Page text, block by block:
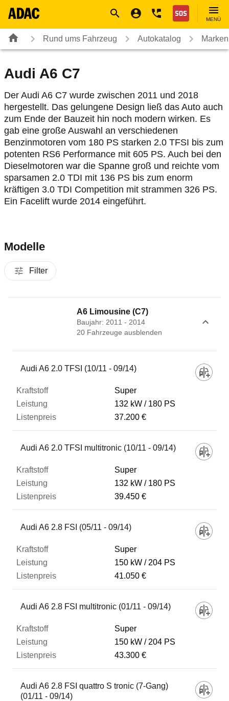
Nothilfe
MENÜ
Rund ums Fahrzeug Autokatalog
Audi A6 C7
Der Audi A6 C7 wurde zwischen 2011 und 2018
hergestellt. Das gelungene Design ließ das Auto auch
zum Ende der Bauzeit hin noch modern wirken. Es
gab eine große Auswahl an verschiedenen
Benzinmotoren vom 180 PS starken 2.0 TFSI bis zum
potenten RS6 Performance mit 605 PS. Auch bei den
Dieselmotoren war die Spanne groß und reichte vom
sparsamen 2.0 TDI mit 136 PS bis zum enorm
kräftigen 3.0 TDI Competition mit strammen 326 PS.
Ein Facelift wurde 2014 eingeführt.
Modelle
Filter
A6 Limousine (C7)
Baujahr: 2011 - 2014
20 Fahrzeuge ausblenden
Fahrzeug
Kraftstoff
Leistung
Listenpreis
Zum Vergleich hinzufügen
Audi A6 2.0 TFSI (10/11 - 09/14)
Super
132 kW
180 PS
37.200 €
Audi A6 2.0 TFSI multitronic (10/11 - 09/14)
Super
132 kW
180 PS
39.450 €
Audi A6 2.8 FSI (05/11 - 09/14)
Super
150 kW
204 PS
41.050 €
Audi A6 2.8 FSI multitronic (01/11 - 09/14)
Super
150 kW
204 PS
43.300 €
Audi A6 2.8 FSI quattro S tronic (7-Gang)
(01/11 - 09/14)